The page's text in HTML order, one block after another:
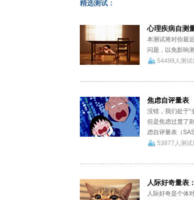
精选测试：
心理疾病自测
本测试将对你最
问题，以免影响
54499人测试
焦虑自评量表
没错，我们处于“
但是焦虑过度了
虑自评量表（
53877人测试
人际好奇量表
人际好奇是个体